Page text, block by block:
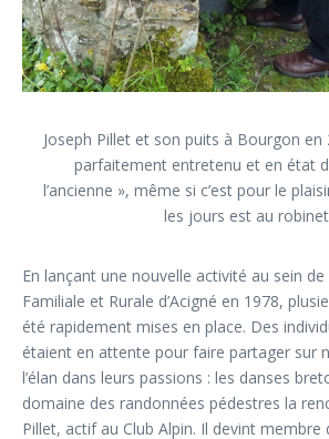
Joseph Pillet et son puits à Bourgon en
parfaitement entretenu et en état
l’ancienne », même si c’est pour le
les jours est au
En lançant une nouvelle activité au sein de
Familiale et Rurale d’Acigné en 1978,
été rapidement mises en place. Des
étaient en attente pour faire partager sur
l’élan dans leurs passions : les danses
domaine des randonnées pédestres la
Pillet, actif au Club Alpin. Il devint membre